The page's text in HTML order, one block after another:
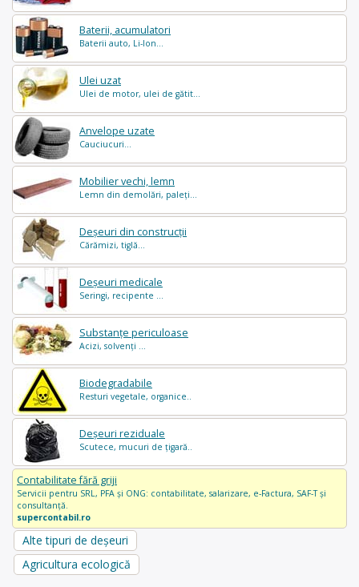
Baterii, acumulatori
Baterii auto, Li-Ion...
Ulei uzat
Ulei de motor, ulei de gătit...
Anvelope uzate
Cauciucuri...
Mobilier vechi, lemn
Lemn din demolări, paleți...
Deșeuri din construcții
Cărămizi, tiglă...
Deșeuri medicale
Seringi, recipente ...
Substanțe periculoase
Acizi, solvenți ...
Biodegradabile
Resturi vegetale, organice..
Deșeuri reziduale
Scutece, mucuri de țigară..
Contabilitate fără griji
Servicii pentru SRL, PFA și ONG: contabilitate, salarizare, e-Factura, SAF-T și
consultanță.
supercontabil.ro
Alte tipuri de deșeuri
Agricultura ecologică